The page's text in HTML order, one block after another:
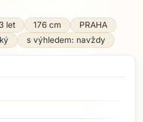
let 176 cm
PRAHA
s výhledem: navždy